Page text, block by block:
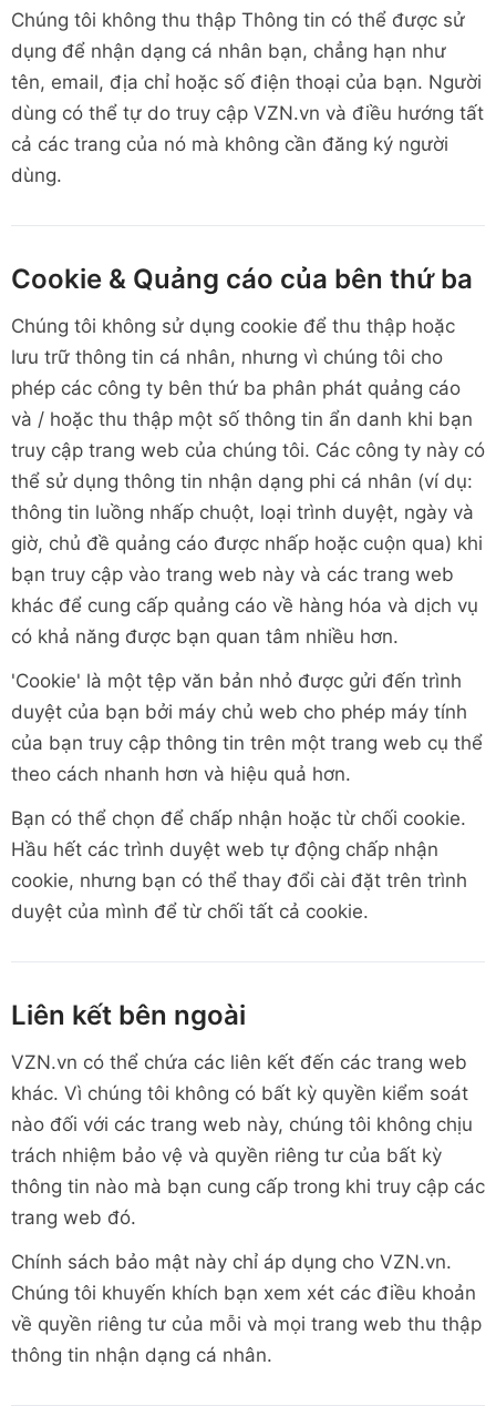
Chúng tôi không thu thập Thông tin có thể được sử
dụng để nhận dạng cá nhân bạn, chẳng hạn như
tên, email, địa chỉ hoặc số điện thoại của bạn. Người
dùng có thể tự do truy cập VZN.vn và điều hướng tất
cả các trang của nó mà không cần đăng ký người
dùng.
Cookie & Quảng cáo của bên thứ ba
Chúng tôi không sử dụng cookie để thu thập hoặc
lưu trữ thông tin cá nhân, nhưng vì chúng tôi cho
phép các công ty bên thứ ba phân phát quảng cáo
và / hoặc thu thập một số thông tin ẩn danh khi bạn
truy cập trang web của chúng tôi. Các công ty này có
thể sử dụng thông tin nhận dạng phi cá nhân (ví dụ:
thông tin luồng nhấp chuột, loại trình duyệt, ngày và
giờ, chủ đề quảng cáo được nhấp hoặc cuộn qua) khi
bạn truy cập vào trang web này và các trang web
khác để cung cấp quảng cáo về hàng hóa và dịch vụ
có khả năng được bạn quan tâm nhiều hơn.
'Cookie' là một tệp văn bản nhỏ được gửi đến trình
duyệt của bạn bởi máy chủ web cho phép máy tính
của bạn truy cập thông tin trên một trang web cụ thể
theo cách nhanh hơn và hiệu quả hơn.
Bạn có thể chọn để chấp nhận hoặc từ chối cookie.
Hầu hết các trình duyệt web tự động chấp nhận
cookie, nhưng bạn có thể thay đổi cài đặt trên trình
duyệt của mình để từ chối tất cả cookie.
Liên kết bên ngoài
VZN.vn có thể chứa các liên kết đến các trang web
khác. Vì chúng tôi không có bất kỳ quyền kiểm soát
nào đối với các trang web này, chúng tôi không chịu
trách nhiệm bảo vệ và quyền riêng tư của bất kỳ
thông tin nào mà bạn cung cấp trong khi truy cập các
trang web đó.
Chính sách bảo mật này chỉ áp dụng cho VZN.vn.
Chúng tôi khuyến khích bạn xem xét các điều khoản
về quyền riêng tư của mỗi và mọi trang web thu thập
thông tin nhận dạng cá nhân.